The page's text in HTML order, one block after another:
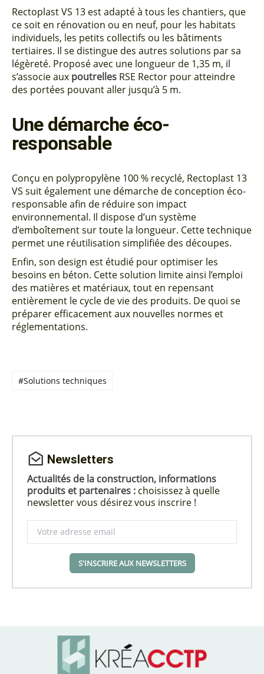
Rectoplast VS 13 est adapté à tous les chantiers, que
ce soit en rénovation ou en neuf, pour les habitats
individuels, les petits collectifs ou les bâtiments
tertiaires. Il se distingue des autres solutions par sa
légèreté. Proposé avec une longueur de 1,35 m, il
s’associe aux poutrelles RSE Rector pour atteindre
des portées pouvant aller jusqu’à 5 m.
Une démarche éco-
responsable
Conçu en polypropylène 100 % recyclé, Rectoplast 13
VS suit également une démarche de conception éco-
responsable afin de réduire son impact
environnemental. Il dispose d’un système
d’emboîtement sur toute la longueur. Cette technique
permet une réutilisation simplifiée des découpes.
Enfin, son design est étudié pour optimiser les
besoins en béton. Cette solution limite ainsi l’emploi
des matières et matériaux, tout en repensant
entièrement le cycle de vie des produits. De quoi se
préparer efficacement aux nouvelles normes et
réglementations.
#Solutions techniques
Newsletters
Actualités de la construction, informations
produits et partenaires : choisissez à quelle
newsletter vous désirez vous inscrire !
S'INSCRIRE AUX NEWSLETTERS